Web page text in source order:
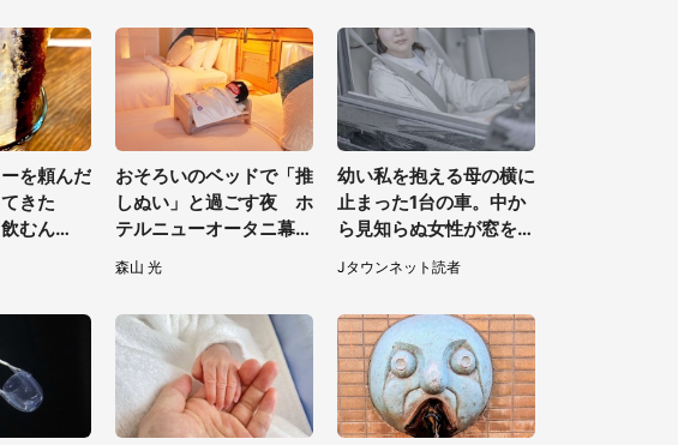
を頼んだ
てきた
飲むん
おそろいのベッドで「推
しぬい」と過ごす夜 ホ
テルニューオータニ幕張
で「ぬい活宿泊プラン」
開始【8／8～3／31】
森山 光
幼い私を抱える母の横に
止まった1台の車。中か
ら見知らぬ女性が窓を開
けて...（東京都・40代
男性）
Jタウンネット読者